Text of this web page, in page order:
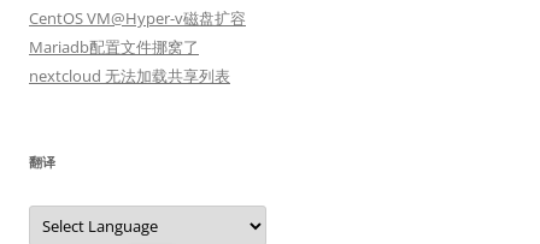
CentOS VM@Hyper-v磁盘扩容
Mariadb配置文件挪窝了
nextcloud 无法加载共享列表
翻译